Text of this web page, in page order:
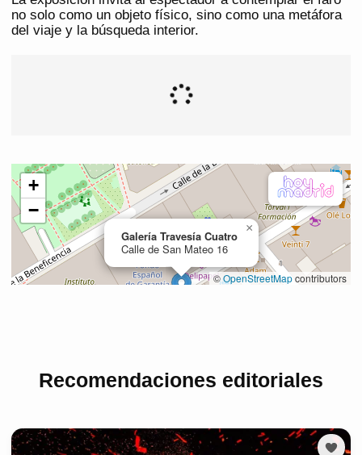
no solo como un objeto físico, sino como una metáfora
del viaje y la búsqueda interior.
Recomendaciones editoriales